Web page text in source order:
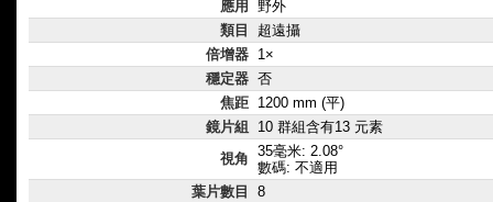
應用
野外
類目
超遠攝
倍增器 1×
穩定器 否
焦距 1200 mm (平)
鏡片組
10 群組含有13 元素
視角 35毫米: 2.08°
數碼: 不適用
葉片數目
8